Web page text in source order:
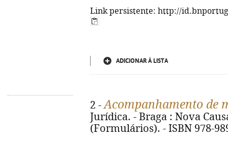
Link persistente: http://
ADICIONAR À LISTA
2 -Acompanhamento de
Jurídica. - Braga : Nova
(Formulários). - ISBN 978-